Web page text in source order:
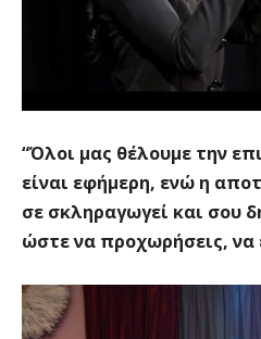
“Όλοι μας θέλουμε την
είναι εφήμερη, ενώ η
σε σκληραγωγεί και σου
ώστε να προχωρήσεις, να